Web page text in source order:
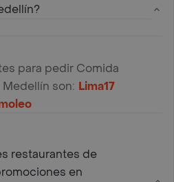
para pedir Comida
son: Lima17
restaurantes de
en